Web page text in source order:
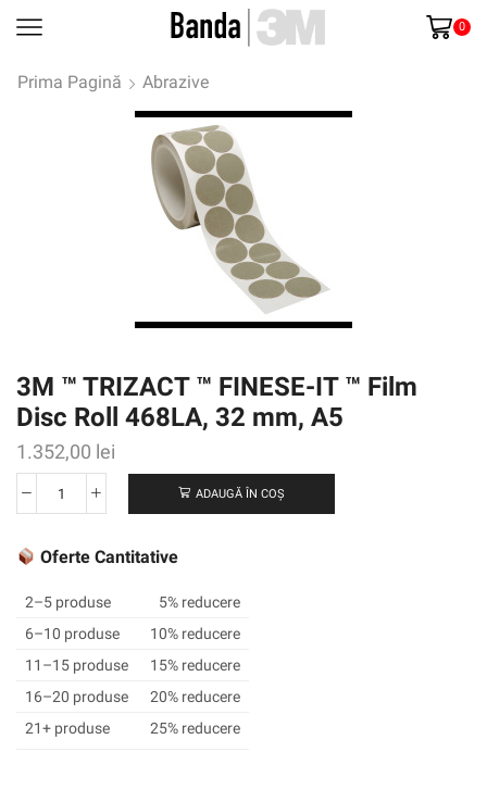
0
Prima Pagină Abrazive
3M ™ TRIZACT ™ FINESE-IT ™ Film
Disc Roll 468LA, 32 mm, A5
1.352,00 lei
Cantitate
™
™
FINESE-
IT
™
Film
Disc
ADAUGĂ ÎN COȘ
Oferte Cantitative
2–5 produse
5% reducere
6–10 produse
10% reducere
11–15 produse
15% reducere
16–20 produse
20% reducere
21+ produse
25% reducere